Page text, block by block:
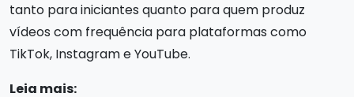
tanto para iniciantes quanto para quem produz
vídeos com frequência para plataformas como
TikTok, Instagram e YouTube.
Leia mais: